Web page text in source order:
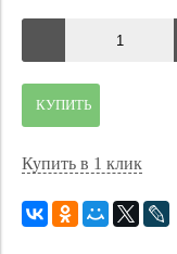
КУПИТЬ
Купить в 1 клик